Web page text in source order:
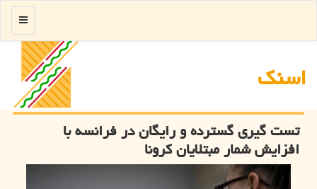
اسنك
منو
تست گیری گسترده و رایگان در فرانسه با
افزایش شمار مبتلایان كرونا